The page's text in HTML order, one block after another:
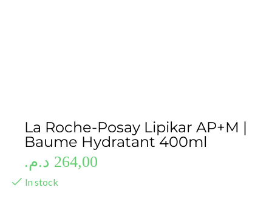
La Roche-Posay Lipikar AP+M |
Baume Hydratant 400ml
264,00 د.م.
In stock